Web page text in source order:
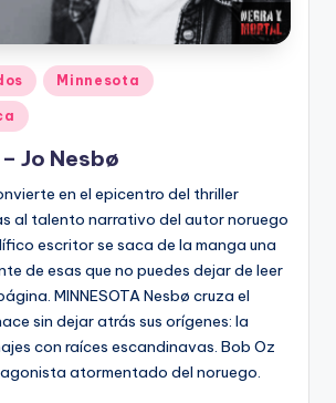
Minnesota
Jo Nesbø
en el epicentro del thriller
al talento narrativo del autor noruego
escritor se saca de la manga una
de esas que no puedes dejar de leer
MINNESOTA Nesbø cruza el
sin dejar atrás sus orígenes: la
con raíces escandinavas. Bob Oz
atormentado del noruego.